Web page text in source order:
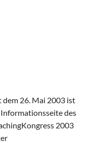
dem 26. Mai 2003 ist
des
2003